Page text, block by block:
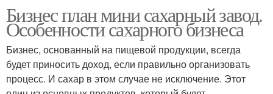
Бизнес план мини сахарный завод.
Особенности сахарного бизнеса
Бизнес, основанный на пищевой продукции, всегда
будет приносить доход, если правильно организовать
процесс. И сахар в этом случае не исключение. Этот